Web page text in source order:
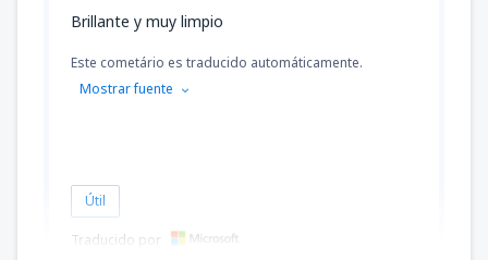
Brillante y muy limpio
Este cometário es traducido automáticamente.
Mostrar fuente
Útil
Traducido por